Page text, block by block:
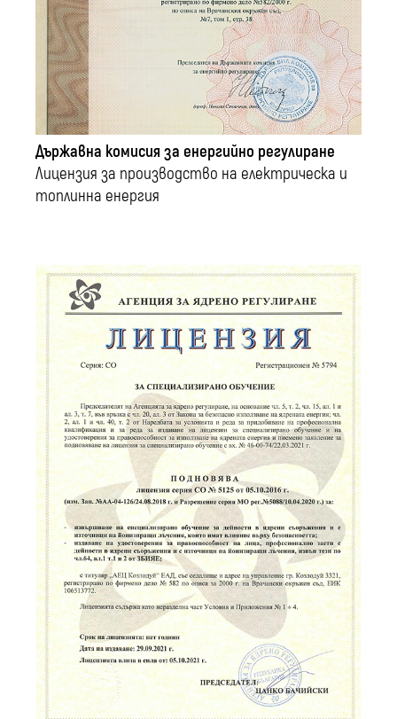
Държавна комисия за енергийно регулиране
Лицензия за производство на електрическа и
топлинна енергия